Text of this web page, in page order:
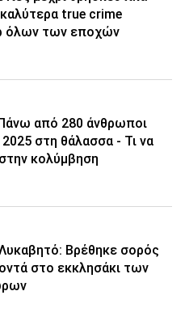
true crime
όλων των εποχών
από 280 άνθρωποι
2025 στη θάλασσα - Τι να
κολύμβηση
Βρέθηκε σορός
στο εκκλησάκι των